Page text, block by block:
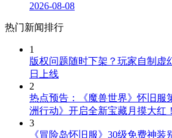
2026-08-08
热门新闻排行
1
版权问题随时下架？玩家自制虚
日上线
2
热点预告：《魔兽世界》怀旧服
洲行动》开启全新宝藏月摸大红！
3
《冒险岛怀旧服》30级免费神